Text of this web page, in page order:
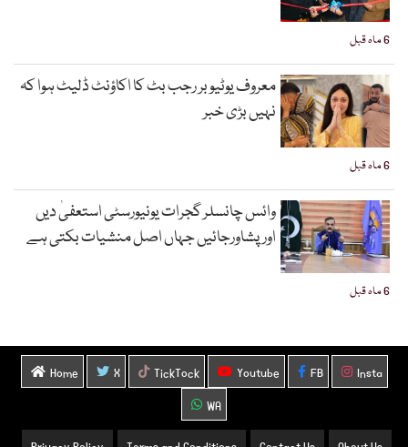
6 ماہ قبل
6 ماہ قبل
معروف یوٹیوبر رجب بٹ کا اکاؤنٹ ڈلیٹ ہوا کہ
نہیں بڑی خبر
6 ماہ قبل
وائس چانسلر گجرات یونیورسٹی استعفیٰ دیں
اورپشاورجائیں جہاں اصل منشیات بکتی ہے
Home X TickTock Youtube FB
Insta
WA